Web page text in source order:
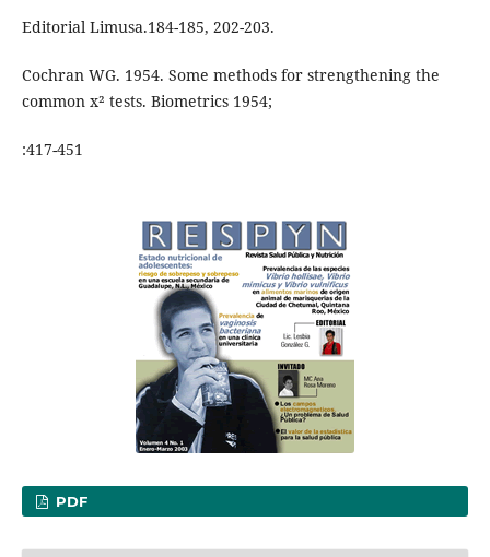
Editorial Limusa.184-185, 202-203.
Cochran WG. 1954. Some methods for strengthening the
common x² tests. Biometrics 1954;
:417-451
PDF